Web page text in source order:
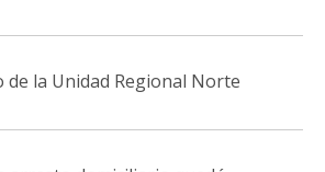
la Unidad Regional Norte